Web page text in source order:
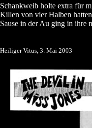
Schankweib holte extra für
Killen von vier Halben
Sause in der Au ging in ihre
Heiliger Vitus, 3. Mai 2003